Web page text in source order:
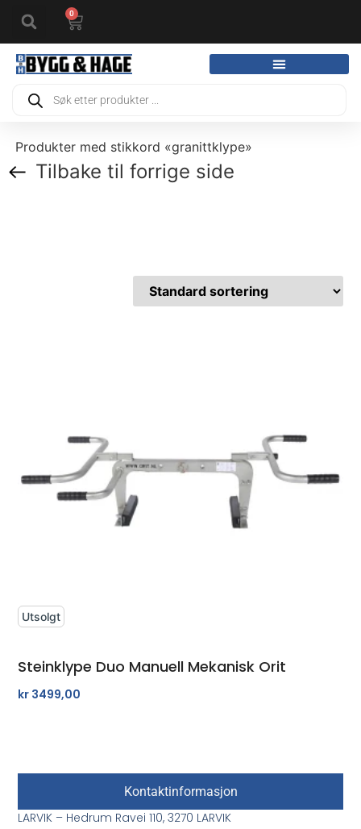
0
Produkter med stikkord «granittklype»
Tilbake til forrige side
Steinklype Duo Manuell Mekanisk Orit
kr 3499,00
Utsolgt
Kontaktinformasjon
LARVIK – Hedrum Ravei 110, 3270 LARVIK